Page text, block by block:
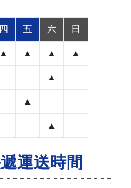
四 五 六 日
▲ ▲ ▲ ▲
▲
▲
▲
運送時間